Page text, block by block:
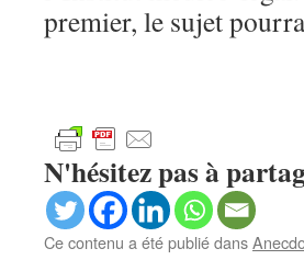
premier, le sujet
N'hésitez pas à
Ce contenu a été publié dans